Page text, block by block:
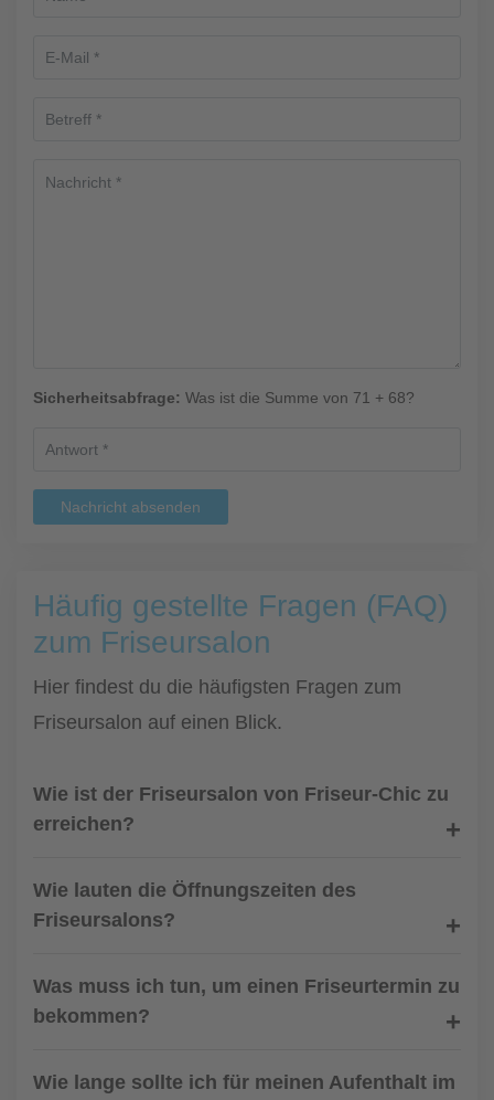
Sicherheitsabfrage: Was ist die Summe von 71 + 68?
Nachricht absenden
Häufig gestellte Fragen (FAQ)
zum Friseursalon
Hier findest du die häufigsten Fragen zum
Friseursalon auf einen Blick.
Wie ist der Friseursalon von Friseur-Chic zu
erreichen?
Wie lauten die Öffnungszeiten des
Friseursalons?
Was muss ich tun, um einen Friseurtermin zu
bekommen?
Wie lange sollte ich für meinen Aufenthalt im